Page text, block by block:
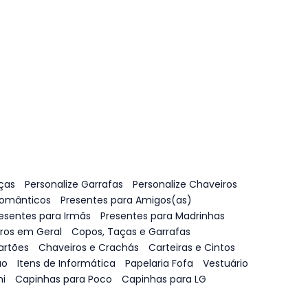
Personalize Garrafas
Personalize Chaveiros
Presentes para Amigos(as)
para Irmãs
Presentes para Madrinhas
em Geral
Copos, Taças e Garrafas
Chaveiros e Crachás
Carteiras e Cintos
Itens de Informática Papelaria Fofa
Vestuário
Capinhas para Poco Capinhas para LG